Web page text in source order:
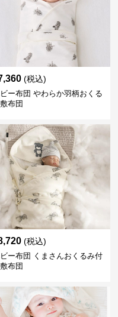
(税込)
ー布団 やわらか羽柄おくる
布団
(税込)
ー布団 くまさんおくるみ付
布団